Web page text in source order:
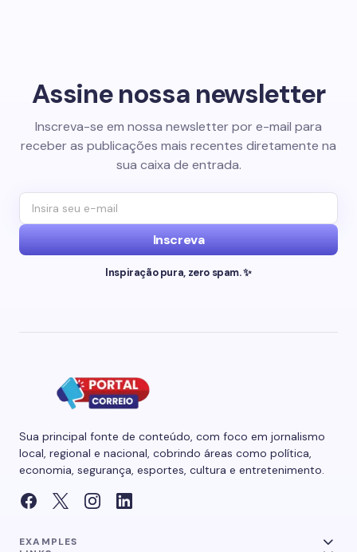
Assine nossa newsletter
Inscreva-se em nossa newsletter por e-mail para
receber as publicações mais recentes diretamente na
sua caixa de entrada.
Inscreva
Inspiração pura, zero spam. ✨
Sua principal fonte de conteúdo, com foco em jornalismo
local, regional e nacional, cobrindo áreas como política,
economia, segurança, esportes, cultura e entretenimento.
EXAMPLES